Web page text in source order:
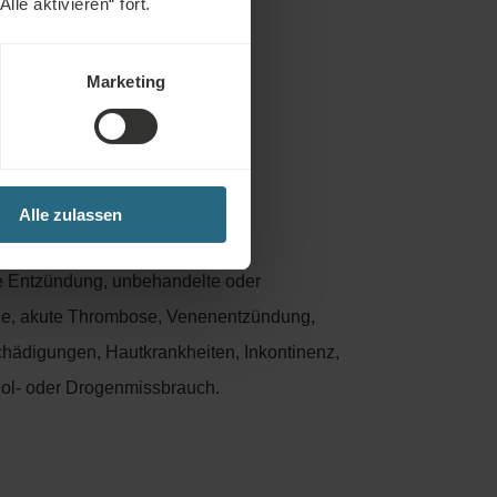
aktivieren“ fort.
Marketing
Alle zulassen
UND K
Entzündung, unbehandelte oder
akute Thrombose, Venenentzündung,
Hautkrankheiten, Inkontinenz,
oder Drogenmissbrauch.